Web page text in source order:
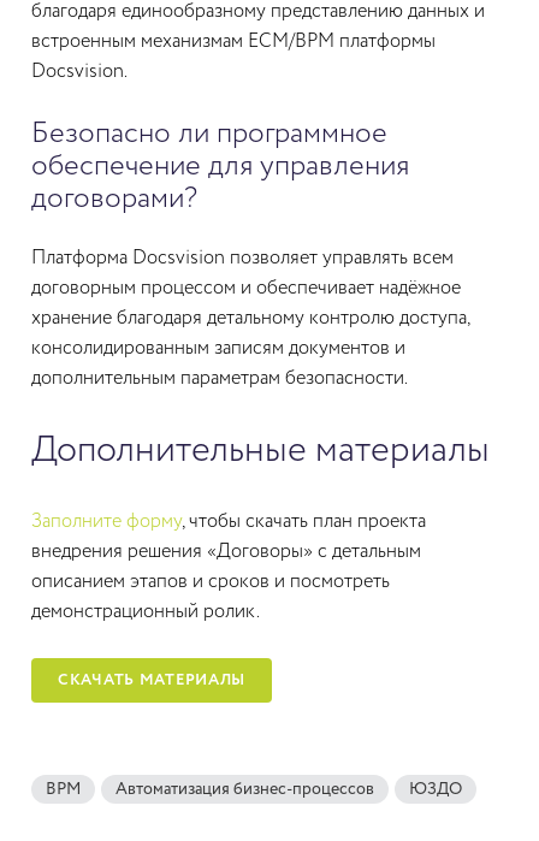
благодаря единообразному представлению данных и
встроенным механизмам ECM/BPM платформы
Docsvision.
Безопасно ли программное
обеспечение для управления
договорами?
Платформа Docsvision позволяет управлять всем
договорным процессом и обеспечивает надёжное
хранение благодаря детальному контролю доступа,
консолидированным записям документов и
дополнительным параметрам безопасности.
Дополнительные материалы
Заполните форму, чтобы скачать план проекта
внедрения решения «Договоры» с детальным
описанием этапов и сроков и посмотреть
демонстрационный ролик.
СКАЧАТЬ МАТЕРИАЛЫ
BPM Автоматизация бизнес-процессов ЮЗДО